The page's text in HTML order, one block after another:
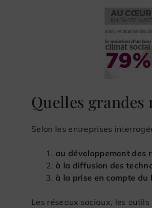
Quelles grandes
Selon les entreprises
au développement des
à la diffusion des
à la prise en compte
Les réseaux sociaux, les